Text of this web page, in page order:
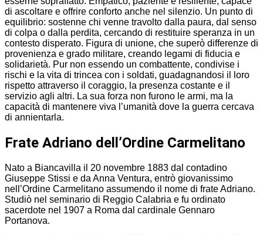
di ascoltare e offrire conforto anche nel silenzio. Un punto di
equilibrio: sostenne chi venne travolto dalla paura, dal senso
di colpa o dalla perdita, cercando di restituire speranza in un
contesto disperato. Figura di unione, che superò differenze di
provenienza e grado militare, creando legami di fiducia e
solidarietà. Pur non essendo un combattente, condivise i
rischi e la vita di trincea con i soldati, guadagnandosi il loro
rispetto attraverso il coraggio, la presenza costante e il
servizio agli altri. La sua forza non furono le armi, ma la
capacità di mantenere viva l’umanità dove la guerra cercava
di annientarla.
Frate Adriano dell’Ordine Carmelitano
Nato a Biancavilla il 20 novembre 1883 dal contadino
Giuseppe Stissi e da Anna Ventura, entrò giovanissimo
nell’Ordine Carmelitano assumendo il nome di frate Adriano.
Studiò nel seminario di Reggio Calabria e fu ordinato
sacerdote nel 1907 a Roma dal cardinale Gennaro
Portanova.